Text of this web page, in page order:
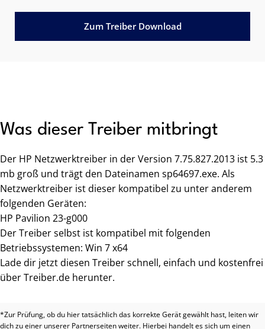
Zum Treiber Download
Was dieser Treiber mitbringt
Der HP Netzwerktreiber in der Version 7.75.827.2013 ist 5.3
mb groß und trägt den Dateinamen sp64697.exe. Als
Netzwerktreiber ist dieser kompatibel zu unter anderem
folgenden Geräten:
HP Pavilion 23-g000
Der Treiber selbst ist kompatibel mit folgenden
Betriebssystemen: Win 7 x64
Lade dir jetzt diesen Treiber schnell, einfach und kostenfrei
über Treiber.de herunter.
*Zur Prüfung, ob du hier tatsächlich das korrekte Gerät gewählt hast, leiten wir
dich zu einer unserer Partnerseiten weiter. Hierbei handelt es sich um einen